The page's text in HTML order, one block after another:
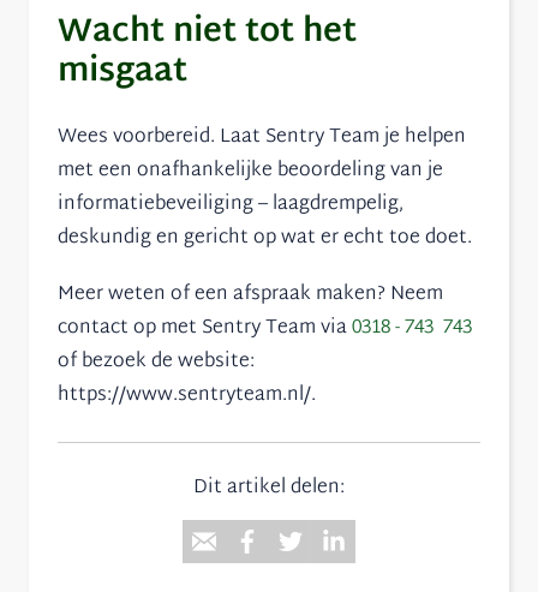
Wacht niet tot het
misgaat
Wees voorbereid. Laat Sentry Team je helpen
met een onafhankelijke beoordeling van je
informatiebeveiliging – laagdrempelig,
deskundig en gericht op wat er echt toe doet.
Meer weten of een afspraak maken? Neem
contact op met Sentry Team via0318 - 743 743
of bezoek de website:
https://www.sentryteam.nl/.
Dit artikel delen: